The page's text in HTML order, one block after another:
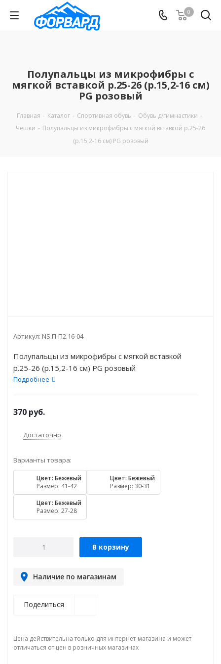
0
Полупальцы из микрофибры с
мягкой вставкой р.25-26 (р.15,2-16 см)
PG розовый
Главная - Каталог - Спортивная обувь - Обувь д/гимнастики -
Чешки - Полупальцы из микрофибры с мягкой вставкой р.25-26
(р.15,2-16 см) PG розовый
Артикул: NS.П-П2.16-04
Полупальцы из микрофибры с мягкой вставкой
р.25-26 (р.15,2-16 см) PG розовый
Подробнее
370 руб.
Достаточно
Варианты товара:
Цвет: Бежевый
Размер: 41-42
Цвет: Бежевый
Размер: 30-31
Цвет: Бежевый
Размер: 27-28
В корзину
Наличие по магазинам
Поделиться
Цена действительна только для интернет-магазина и может
отличаться от цен в розничных магазинах